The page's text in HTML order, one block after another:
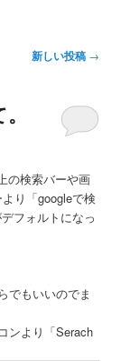
新しい投稿 →
の検索バーや画
り「googleで検
フォルトになっ
でもいいのでま
ンより「Serach